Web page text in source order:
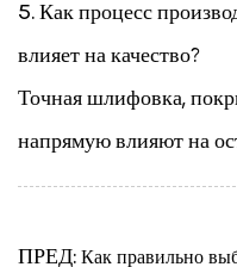
5. Как процесс
влияет на качество?
Точная шлифовка,
напрямую влияют на
ПРЕД: Как правильно